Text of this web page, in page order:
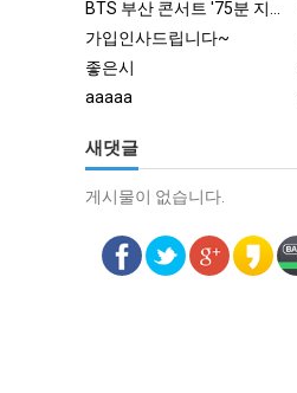
'75
분
지
연'
토…
"큰
BTS 부산 콘서트 '75분 지연' 성토…하이브 "큰 실망·불편" 사과
가입인사드립니다~
좋은시
aaaaa
새댓글
게시물이 없습니다.